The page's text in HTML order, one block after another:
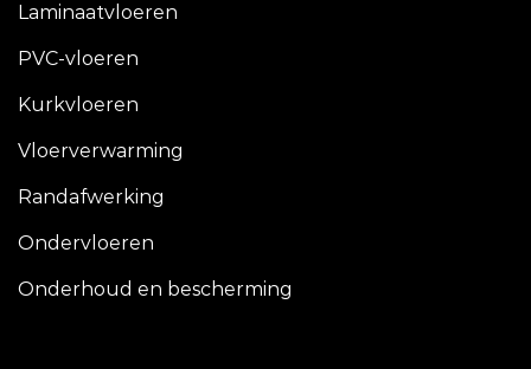
Laminaatvloeren
PVC-vloeren
Kurkvloeren
Vloerverwarming
Randafwerking
Ondervloeren
Onderhoud en bescherming